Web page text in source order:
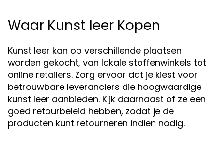
Waar Kunst leer Kopen
Kunst leer kan op verschillende plaatsen
worden gekocht, van lokale stoffenwinkels tot
online retailers. Zorg ervoor dat je kiest voor
betrouwbare leveranciers die hoogwaardige
kunst leer aanbieden. Kijk daarnaast of ze een
goed retourbeleid hebben, zodat je de
producten kunt retourneren indien nodig.